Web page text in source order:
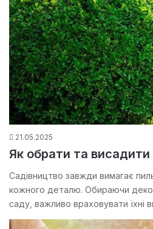
21.05.2025
Як обрати та висадити
Садівництво завжди вимагає
кожного деталю. Обираючи
саду, важливо враховувати їхні